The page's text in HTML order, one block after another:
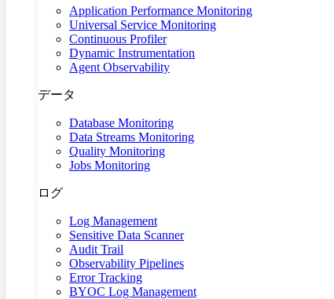
Application Performance Monitoring
Universal Service Monitoring
Continuous Profiler
Dynamic Instrumentation
Agent Observability
データ
Database Monitoring
Data Streams Monitoring
Quality Monitoring
Jobs Monitoring
ログ
Log Management
Sensitive Data Scanner
Audit Trail
Observability Pipelines
Error Tracking
BYOC Log Management